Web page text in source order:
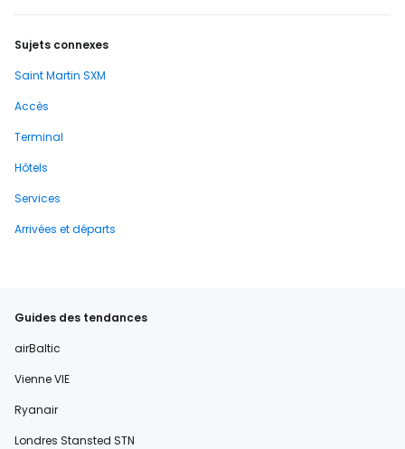
Sujets connexes
Saint Martin SXM
Accès
Terminal
Hôtels
Services
Arrivées et départs
Guides des tendances
airBaltic
Vienne VIE
Ryanair
Londres Stansted STN